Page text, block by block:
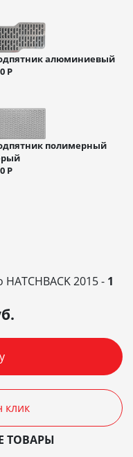
алюминиевый
Р
полимерный
Р
2015 - 1
клик
ТОВАРЫ